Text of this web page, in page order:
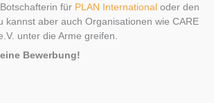
für PLAN International oder den
kannst aber auch Organisationen wie CARE
unter die Arme greifen.
Bewerbung!